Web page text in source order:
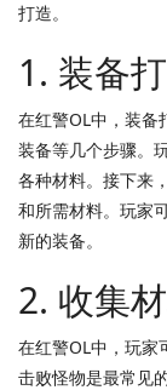
打造。
1. 装备
在红警OL中，装备
装备等几个步骤。
各种材料。接下来
和所需材料。玩家
新的装备。
2. 收集
在红警OL中，玩家
击败怪物是最常见